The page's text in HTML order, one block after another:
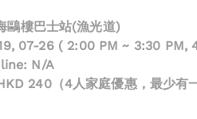
鷗樓巴士站(漁光道)
07-26 ( 2:00 PM ~ 3:30 PM,
N/A
240（4人家庭優惠，最少有